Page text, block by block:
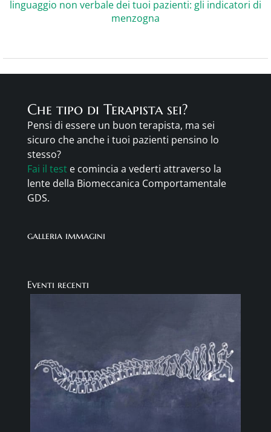
Che tipo di Terapista sei?
Pensi di essere un buon terapista, ma sei
sicuro che anche i tuoi pazienti pensino lo
stesso?
Fai il test e comincia a vederti attraverso la
lente della Biomeccanica Comportamentale
GDS.
galleria immagini
Eventi recenti